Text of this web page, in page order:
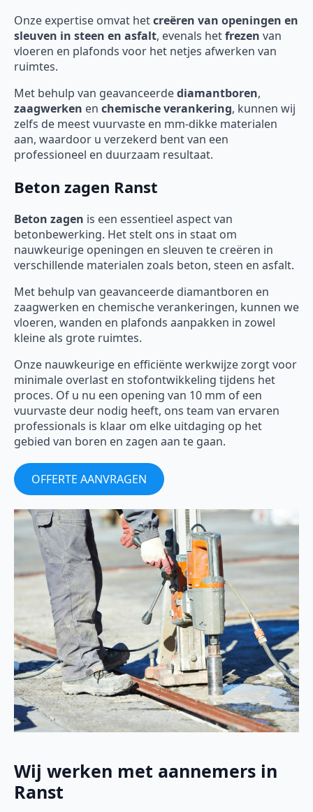
Onze expertise omvat hetcreëren van openingen en
sleuven in steen en asfalt, evenals hetfrezen van
vloeren en plafonds voor het netjes afwerken van
ruimtes.
Met behulp van geavanceerdediamantboren,
zaagwerken en chemische verankering, kunnen wij
zelfs de meest vuurvaste en mm-dikke materialen
aan, waardoor u verzekerd bent van een
professioneel en duurzaam resultaat.
Beton zagen Ranst
Beton zagen is een essentieel aspect van
betonbewerking. Het stelt ons in staat om
nauwkeurige openingen en sleuven te creëren in
verschillende materialen zoals beton, steen en asfalt.
Met behulp van geavanceerde diamantboren en
zaagwerken en chemische verankeringen, kunnen we
vloeren, wanden en plafonds aanpakken in zowel
kleine als grote ruimtes.
Onze nauwkeurige en efficiënte werkwijze zorgt voor
minimale overlast en stofontwikkeling tijdens het
proces. Of u nu een opening van 10 mm of een
vuurvaste deur nodig heeft, ons team van ervaren
professionals is klaar om elke uitdaging op het
gebied van boren en zagen aan te gaan.
OFFERTE AANVRAGEN
Wij werken met aannemers in
Ranst